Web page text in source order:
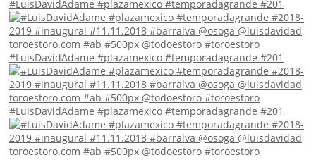
#LuisDavidAdame #plazamexico #temporadagrande #201
#LuisDavidAdame #plazamexico #temporadagrande #201
#LuisDavidAdame #plazamexico #temporadagrande #201